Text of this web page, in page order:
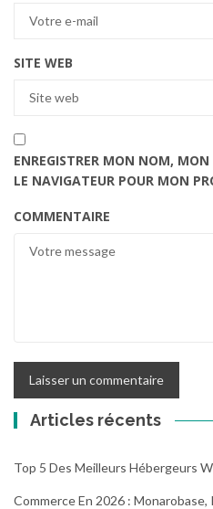
SITE WEB
ENREGISTRER MON NOM,
LE NAVIGATEUR POUR MON
COMMENTAIRE
Articles récents
Top 5 Des Meilleurs Hébergeurs
Commerce En 2026 :